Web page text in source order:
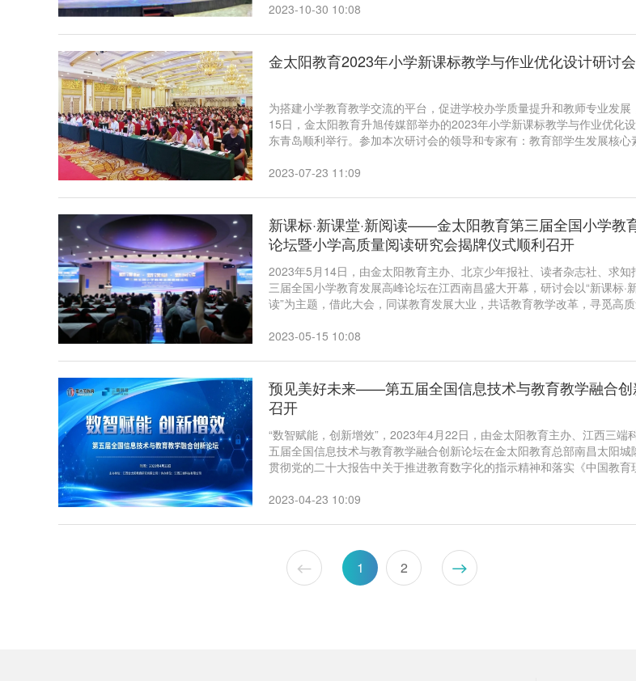
育专家、教育局局长和一线名校校长300余人出席盛会。
2023-10-30 10:08
金太阳教育2023年小学新课标教学与作业优化设计研讨
为搭建小学教育教学交流的平台，促进学校办学质量提升和教师专业发展
15日，金太阳教育升旭传媒部举办的2023年小学新课标教学与作业优化
东青岛顺利举行。参加本次研讨会的领导和专家有：教育部学生发展核心
任、学科带头人、苏州特聘教育人才赵国华，深圳市龙岗区高端教育引进
2023-07-23 11:09
新课标·新课堂·新阅读­­——金太阳教育第三届全国小学教
论坛暨小学高质量阅读研究会揭牌仪式顺利召开
2023年5月14日，由金太阳教育主办、北京少年报社、读者杂志社、求知
三届全国小学教育发展高峰论坛在江西南昌盛大开幕，研讨会以“新课标·
读”为主题，借此大会，同谋教育发展大业，共话教育教学改革，寻觅高
出席本次论坛。
2023-05-15 10:08
预见美好未来——第五届全国信息技术与教育教学融合创
召开
“数智赋能，创新增效”，2023年4月22日，由金太阳教育主办、江西三端
五届全国信息技术与教育教学融合创新论坛在金太阳教育总部南昌太阳城隆
贯彻党的二十大报告中关于推进教育数字化的指示精神和落实《中国教育
室负责人、教科研单位负责人，全国各级公办、民办学校的负责人、主任
2023-04-23 10:09
1 2